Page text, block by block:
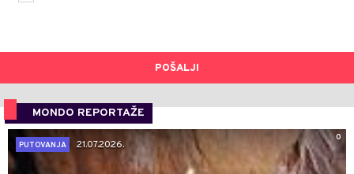
POŠALJI
MONDO REPORTAŽE
0
PUTOVANJA
21.07.2026.